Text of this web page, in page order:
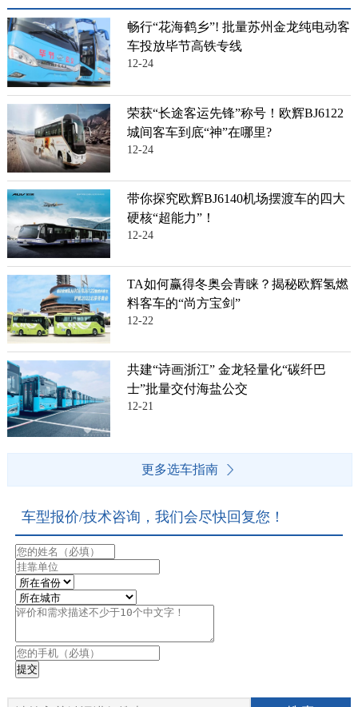
畅行“花海鹤乡”! 批量苏州金龙纯电动客
车投放毕节高铁专线
12-24
荣获“长途客运先锋”称号！欧辉BJ6122
城间客车到底“神”在哪里?
12-24
带你探究欧辉BJ6140机场摆渡车的四大
硬核“超能力”！
12-24
TA如何赢得冬奥会青睐？揭秘欧辉氢燃
料客车的“尚方宝剑”
12-22
共建“诗画浙江” 金龙轻量化“碳纤巴
士”批量交付海盐公交
12-21
更多选车指南
车型报价/技术咨询，我们会尽快回复您！